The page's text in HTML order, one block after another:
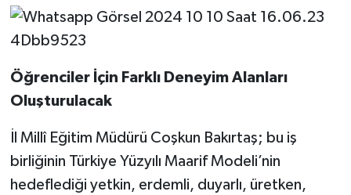
Öğrenciler İçin Farklı Deneyim Alanları
Oluşturulacak
İl Millî Eğitim Müdürü Coşkun Bakırtaş; bu iş
birliğinin Türkiye Yüzyılı Maarif Modeli’nin
hedeflediği yetkin, erdemli, duyarlı, üretken,